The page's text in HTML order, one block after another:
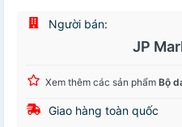
Người bán:
JP
Xem thêm các sản phẩm Bộ
Giao hàng toàn quốc